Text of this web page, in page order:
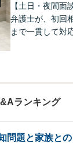
【土日・夜間
弁護士が、初回
まで一貫して対
を目指します【
産分割調停や審
ださい【東別院駅
ランキング
問題と家族と